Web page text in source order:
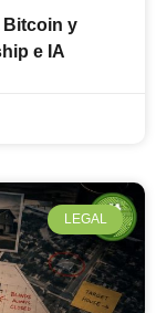
Bitcoin y
e IA
LEGAL